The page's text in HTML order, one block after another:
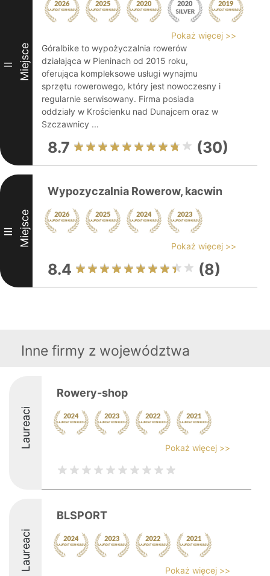
II Miejsce
Pokaż więcej >>
Góralbike to wypożyczalnia rowerów
działająca w Pieninach od 2015 roku,
oferująca kompleksowe usługi wynajmu
sprzętu rowerowego, który jest nowoczesny i
regularnie serwisowany. Firma posiada
oddziały w Krościenku nad Dunajcem oraz w
Szczawnicy ...
8.7 (30)
III Miejsce
Wypozyczalnia Rowerow, kacwin
Pokaż więcej >>
8.4 (8)
Inne firmy z województwa
Laureaci
Rowery-shop
Pokaż więcej >>
Laureaci
BLSPORT
Pokaż więcej >>